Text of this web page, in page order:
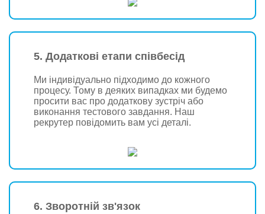
5. Додаткові етапи співбесід
Ми індивідуально підходимо до кожного
процесу. Тому в деяких випадках ми будемо
просити вас про додаткову зустріч або
виконання тестового завдання. Наш
рекрутер повідомить вам усі деталі.
6. Зворотній зв'язок